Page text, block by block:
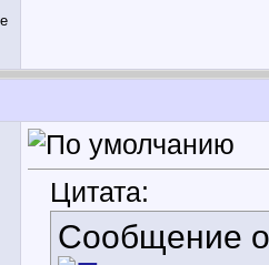
Цитата:
Сообщение